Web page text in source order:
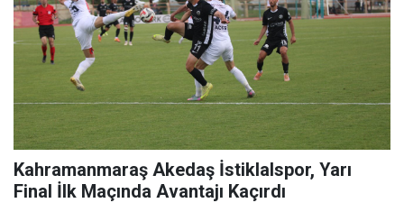
Kahramanmaraş Akedaş İstiklalspor, Yarı
Final İlk Maçında Avantajı Kaçırdı